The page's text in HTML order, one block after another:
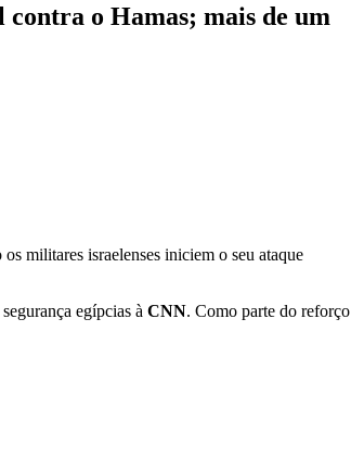
contra o Hamas; mais de um
os militares israelenses iniciem o seu ataque
egípcias à CNN. Como parte do reforço